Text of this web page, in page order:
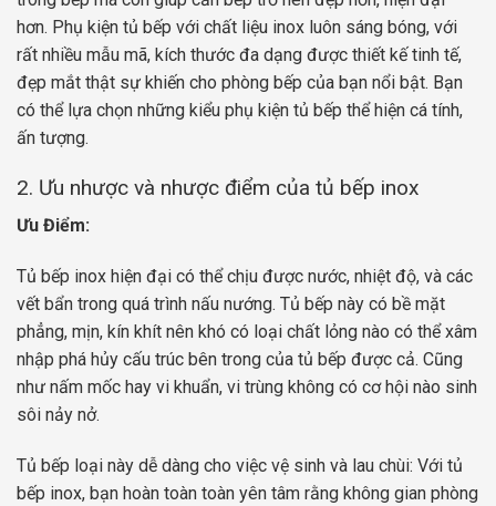
hơn. Phụ kiện tủ bếp với chất liệu inox luôn sáng bóng, với
rất nhiều mẫu mã, kích thước đa dạng được thiết kế tinh tế,
đẹp mắt thật sự khiến cho phòng bếp của bạn nổi bật. Bạn
có thể lựa chọn những kiểu phụ kiện tủ bếp thể hiện cá tính,
ấn tượng.
2. Ưu nhược và nhược điểm của tủ bếp inox
Ưu Điểm:
Tủ bếp inox hiện đại có thể chịu được nước, nhiệt độ, và các
vết bẩn trong quá trình nấu nướng. Tủ bếp này có bề mặt
phẳng, mịn, kín khít nên khó có loại chất lỏng nào có thể xâm
nhập phá hủy cấu trúc bên trong của tủ bếp được cả. Cũng
như nấm mốc hay vi khuẩn, vi trùng không có cơ hội nào sinh
sôi nảy nở.
Tủ bếp loại này dễ dàng cho việc vệ sinh và lau chùi: Với tủ
bếp inox, bạn hoàn toàn toàn yên tâm rằng không gian phòng